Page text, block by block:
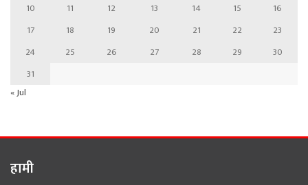
10
11 12 13 14 15
16
17
18 19 20 21 22
23
24
25 26 27 28 29
30
31
« Jul
हामी